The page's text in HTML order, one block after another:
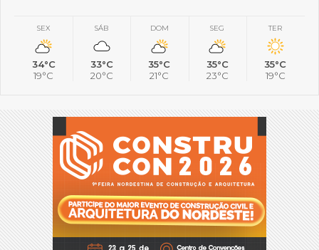
SEX
34°C
19°C
SÁB
33°C
20°C
DOM
35°C
21°C
SEG
35°C
23°C
TER
35°C
19°C